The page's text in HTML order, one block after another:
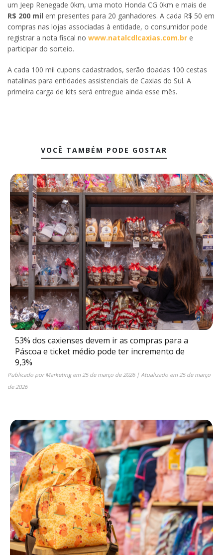
um Jeep Renegade 0km, uma moto Honda CG 0km e mais de
R$ 200 mil em presentes para 20 ganhadores. A cada R$ 50 em
compras nas lojas associadas à entidade, o consumidor pode
registrar a nota fiscal no www.natalcdlcaxias.com.br e
participar do sorteio.
A cada 100 mil cupons cadastrados, serão doadas 100 cestas
natalinas para entidades assistenciais de Caxias do Sul. A
primeira carga de kits será entregue ainda esse mês.
VOCÊ TAMBÉM PODE GOSTAR
53% dos caxienses devem ir as compras para a
Páscoa e ticket médio pode ter incremento de
9,3%
Publicado porMarketingem25 de março de 2026| Atualizado em25 de março
de 2026